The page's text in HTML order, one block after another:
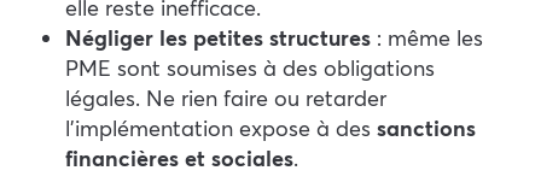
elle reste inefficace.
Négliger les petites structures : même les
PME sont soumises à des obligations
légales. Ne rien faire ou retarder
l’implémentation expose à des sanctions
financières et sociales.